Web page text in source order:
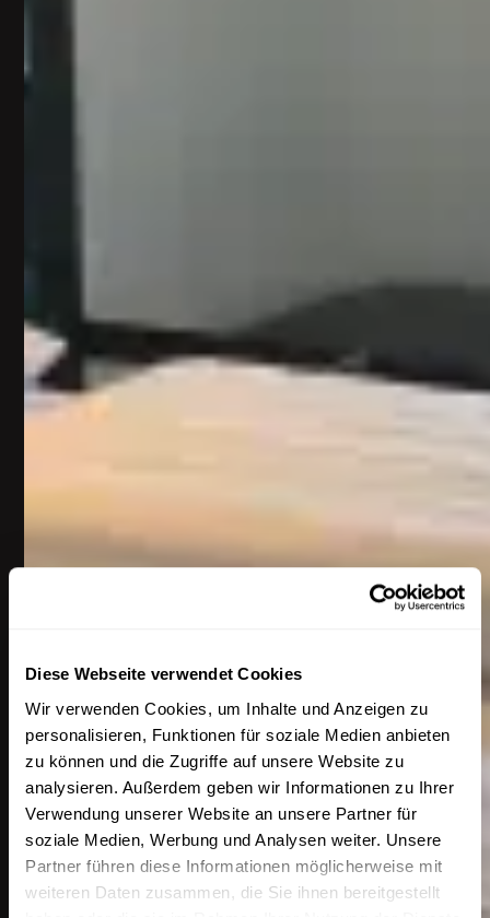
Diese Webseite verwendet Cookies
Wir verwenden Cookies, um Inhalte und Anzeigen zu
personalisieren, Funktionen für soziale Medien anbieten
zu können und die Zugriffe auf unsere Website zu
analysieren. Außerdem geben wir Informationen zu Ihrer
Verwendung unserer Website an unsere Partner für
soziale Medien, Werbung und Analysen weiter. Unsere
Partner führen diese Informationen möglicherweise mit
weiteren Daten zusammen, die Sie ihnen bereitgestellt